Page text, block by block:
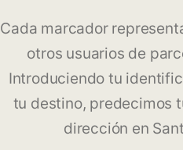
Cada marcador
otros usuarios de
Introduciendo tu
tu destino, predecimos
dirección en